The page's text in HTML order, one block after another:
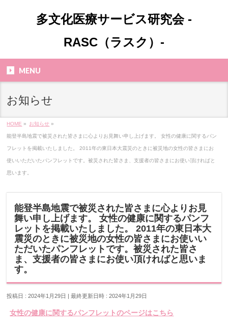
多文化医療サービス研究会 -
RASC（ラスク）-
MENU
お知らせ
HOME » お知らせ »
能登半島地震で被災された皆さまに心よりお見舞い申し上げます。 女性の健康に関するパン
フレットを掲載いたしました。 2011年の東日本大震災のときに被災地の女性の皆さまにお
使いいただいたパンフレットです。被災された皆さま、支援者の皆さまにお使い頂ければと
思います。
能登半島地震で被災された皆さまに心よりお見
舞い申し上げます。 女性の健康に関するパンフ
レットを掲載いたしました。 2011年の東日本大
震災のときに被災地の女性の皆さまにお使いい
ただいたパンフレットです。被災された皆さ
ま、支援者の皆さまにお使い頂ければと思いま
す。
投稿日 : 2024年1月29日 最終更新日時 : 2024年1月29日
女性の健康に関するパンフレットのページはこちら